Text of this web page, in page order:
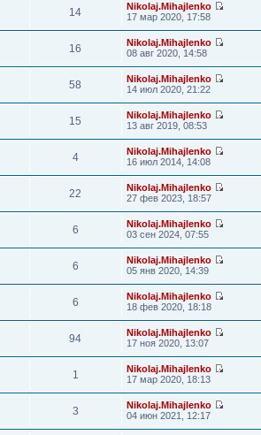
14
Nikolaj.Mihajlenko
17 мар 2020, 17:58
16
Nikolaj.Mihajlenko
08 авг 2020, 14:58
58
Nikolaj.Mihajlenko
14 июл 2020, 21:22
15
Nikolaj.Mihajlenko
13 авг 2019, 08:53
4
Nikolaj.Mihajlenko
16 июл 2014, 14:08
22
Nikolaj.Mihajlenko
27 фев 2023, 18:57
6
Nikolaj.Mihajlenko
03 сен 2024, 07:55
6
Nikolaj.Mihajlenko
05 янв 2020, 14:39
6
Nikolaj.Mihajlenko
18 фев 2020, 18:18
94
Nikolaj.Mihajlenko
17 ноя 2020, 13:07
1
Nikolaj.Mihajlenko
17 мар 2020, 18:13
3
Nikolaj.Mihajlenko
04 июн 2021, 12:17